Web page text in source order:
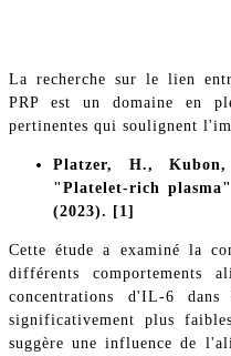
La recherche sur le lien
PRP est un domaine en
pertinentes qui soulignent
Platzer, H.,
"Platelet-rich
(2023). [1]
Cette étude a examiné la
différents comportements
concentrations d'IL-6
significativement plus
suggère une influence de